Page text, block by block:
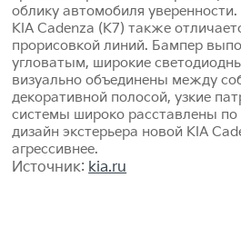
облику автомобиля
KIA Cadenza (K7) также
прорисовкой линий. Бампер
угловатым, широкие
визуально объединены между
декоративной полосой, узкие
системы широко расставлены по
дизайн экстерьера новой KIA
агрессивнее.
Источник: kia.ru